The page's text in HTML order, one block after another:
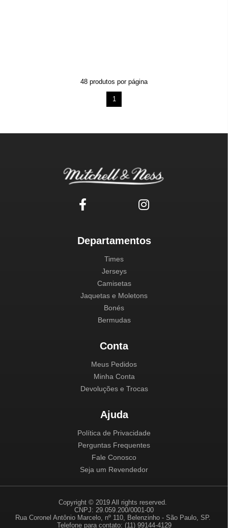
48 produtos por página
1
Departamentos
Times
Jerseys
Camisetas
Jaquetas e Moletons
Bonés
Bermudas
Conta
Meus Pedidos
Minha Conta
Devoluções e Trocas
Ajuda
Política de Privacidade
Perguntas Frequentes
Fale Conosco
Seja um Revendedor
Copyright © 2019 All rights reserved.
CNPJ: 29.059.200/0001-00
Rua Coronel Antônio Marcelo, nº 110, Belenzinho - São Paulo, SP.
Telefone para contato: (11) 99144-4129